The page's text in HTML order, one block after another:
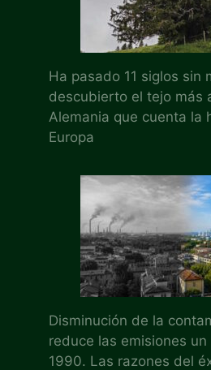
Ha pasado 11 siglos sin
descubierto el tejo más
Alemania que cuenta la
Europa
Disminución de la
reduce las emisiones
1990. Las razones del